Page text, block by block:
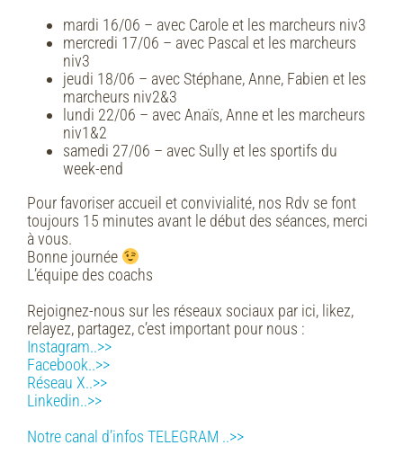
mardi 16/06 – avec Carole et les marcheurs niv3
mercredi 17/06 – avec Pascal et les marcheurs
niv3
jeudi 18/06 – avec Stéphane, Anne, Fabien et les
marcheurs niv2&3
lundi 22/06 – avec Anaïs, Anne et les marcheurs
niv1&2
samedi 27/06 – avec Sully et les sportifs du
week-end
Pour favoriser accueil et convivialité, nos Rdv se font
toujours 15 minutes avant le début des séances, merci
à vous.
Bonne journée
L’équipe des coachs
Rejoignez-nous sur les réseaux sociaux par ici, likez,
relayez, partagez, c’est important pour nous :
Instagram..>>
Facebook..>>
Réseau X..>>
Linkedin..>>
Notre canal d’infos TELEGRAM ..>>